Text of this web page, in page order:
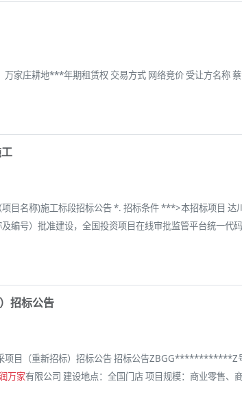
家庄耕地***年期租赁权 交易方式 网络竞价 受让方名
目名称)施工标段招标公告 *. 招标条件 ***>本招标项目
号）批准建设，全国投资项目在线审批监管平台统一
招标公告
目（重新招标）招标公告 招标公告ZBGG************Z号
万家有限公司 建设地点：全国门店 项目规模：商业零售